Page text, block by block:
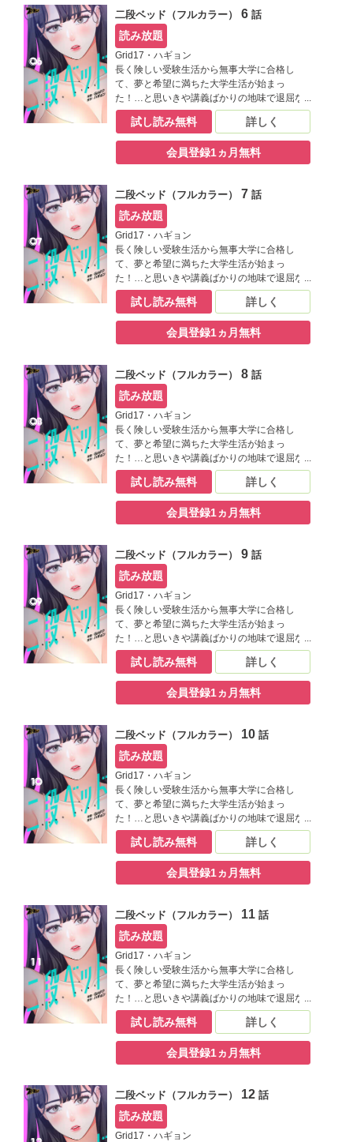
二段ベッド（フルカラー）6話
読み放題
Grid17・ハギョン
長く険しい受験生活から無事大学に合格し
て、夢と希望に満ちた大学生活が始まっ
た！…と思いきや講義ばかりの地味で退屈な
日々にうんざりしていた良也。そんなある
日、同じ学科の結美に飲み会に誘われたこと
がきっかけで、二人の仲は急接近！ もっと結
美と一緒に過ごすために一人暮らしを決意す
試し読み無料 詳しく
会員登録1ヵ月無料
二段ベッド（フルカラー）7話
読み放題
Grid17・ハギョン
長く険しい受験生活から無事大学に合格し
て、夢と希望に満ちた大学生活が始まっ
た！…と思いきや講義ばかりの地味で退屈な
日々にうんざりしていた良也。そんなある
日、同じ学科の結美に飲み会に誘われたこと
がきっかけで、二人の仲は急接近！ もっと結
美と一緒に過ごすために一人暮らしを決意す
試し読み無料 詳しく
会員登録1ヵ月無料
二段ベッド（フルカラー）8話
読み放題
Grid17・ハギョン
長く険しい受験生活から無事大学に合格し
て、夢と希望に満ちた大学生活が始まっ
た！…と思いきや講義ばかりの地味で退屈な
日々にうんざりしていた良也。そんなある
日、同じ学科の結美に飲み会に誘われたこと
がきっかけで、二人の仲は急接近！ もっと結
美と一緒に過ごすために一人暮らしを決意す
試し読み無料 詳しく
会員登録1ヵ月無料
二段ベッド（フルカラー）9話
読み放題
Grid17・ハギョン
長く険しい受験生活から無事大学に合格し
て、夢と希望に満ちた大学生活が始まっ
た！…と思いきや講義ばかりの地味で退屈な
日々にうんざりしていた良也。そんなある
日、同じ学科の結美に飲み会に誘われたこと
がきっかけで、二人の仲は急接近！ もっと結
美と一緒に過ごすために一人暮らしを決意す
試し読み無料 詳しく
会員登録1ヵ月無料
二段ベッド（フルカラー） 10話
読み放題
Grid17・ハギョン
長く険しい受験生活から無事大学に合格し
て、夢と希望に満ちた大学生活が始まっ
た！…と思いきや講義ばかりの地味で退屈な
日々にうんざりしていた良也。そんなある
日、同じ学科の結美に飲み会に誘われたこと
がきっかけで、二人の仲は急接近！ もっと結
美と一緒に過ごすために一人暮らしを決意す
試し読み無料 詳しく
会員登録1ヵ月無料
二段ベッド（フルカラー） 11話
読み放題
Grid17・ハギョン
長く険しい受験生活から無事大学に合格し
て、夢と希望に満ちた大学生活が始まっ
た！…と思いきや講義ばかりの地味で退屈な
日々にうんざりしていた良也。そんなある
日、同じ学科の結美に飲み会に誘われたこと
がきっかけで、二人の仲は急接近！ もっと結
美と一緒に過ごすために一人暮らしを決意す
試し読み無料 詳しく
会員登録1ヵ月無料
二段ベッド（フルカラー） 12話
読み放題
Grid17・ハギョン